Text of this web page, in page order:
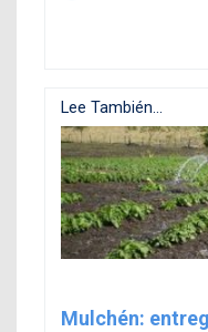
Lee También...
Mulchén: